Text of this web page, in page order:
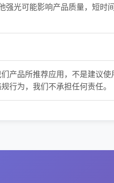
强光可能影响产品质量，短时
产品所推荐应用，不是建议
行为，我们不承担任何责任。